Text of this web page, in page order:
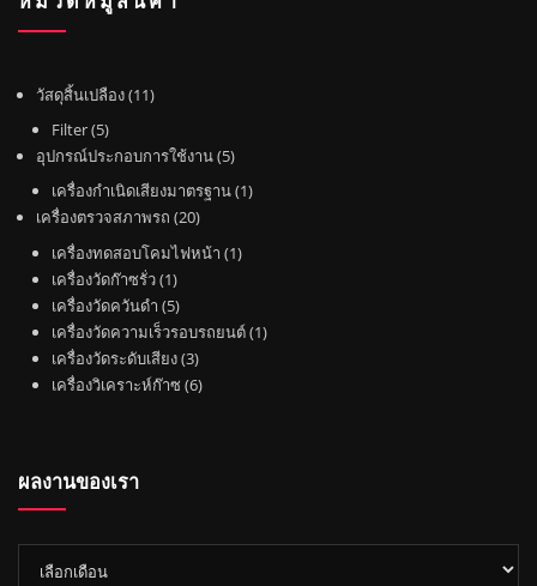
วัสดุสิ้นเปลือง 111
ค้
า
Filter 55
สิ
อุปกรณ์ประกอบการใช้งาน 55
สิ
า
เครื่องกำเนิดเสียงมาตรฐาน 11
เครื่องตรวจสภาพรถ 202
เครื่องทดสอบโคมไฟหน้า 11
ค้
เครื่องวัดก๊าซรั่ว 11
สิ
น
ค้
า
เครื่องวัดควันดำ 55
สิ
น
ค้
เครื่องวัดความเร็วรอบรถยนต์ 11
เครื่องวัดระดับเสียง 33
สิ
เครื่องวิเคราะห์ก๊าซ 66
ผลงานของเรา